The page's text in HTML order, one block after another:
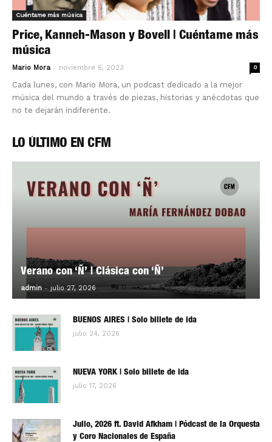
Cuéntame más música
Price, Kanneh-Mason y Bovell | Cuéntame más
música
Mario Mora - noviembre 6, 2023 0
Cada lunes, con Mario Mora, un podcast dedicado a la mejor
música del mundo a través de piezas, historias y anécdotas que
no te dejarán indiferente.
LO ÚLTIMO EN CFM
Verano con ‘Ñ’ | Clásica con ‘Ñ’
admin - julio 27, 2026 0
BUENOS AIRES | Solo billete de ida
julio 24, 2026
NUEVA YORK | Solo billete de ida
julio 17, 2026
Julio, 2026 ft. David Afkham | Pódcast de la Orquesta
y Coro Nacionales de España